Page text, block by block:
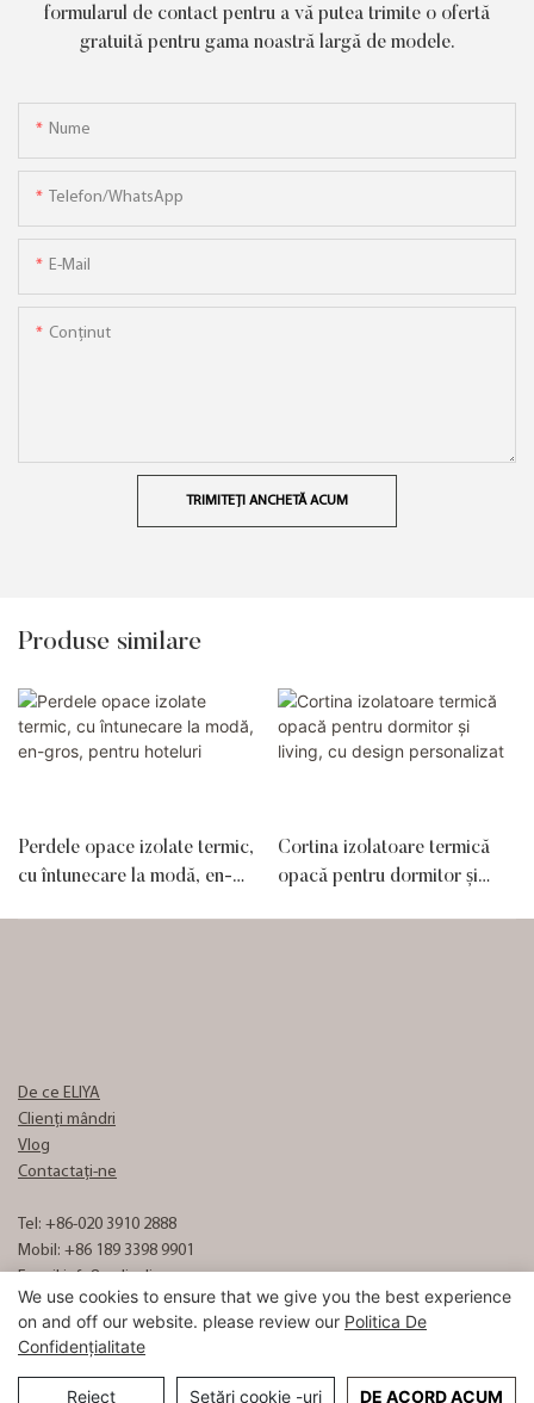
formularul de contact pentru a vă putea trimite o ofertă
gratuită pentru gama noastră largă de modele.
Nume
Telefon/WhatsApp
E-Mail
Conţinut
TRIMITEȚI ANCHETĂ ACUM
Produse similare
Perdele opace izolate termic,
cu întunecare la modă, en-
Cortina izolatoare termică
opacă pentru dormitor și
De ce ELIYA
Clienți mândri
Vlog
Contactaţi-ne
Tel: +86-020 3910 2888
Mobil: +86 189 3398 9901
E-mail:info8@eliyalinen.com
Copyright © 2026 ELIYA Hotel Linen Co., Ltd |
15074832号
We use cookies to ensure that we give you the best experience
on and off our website. please review our Politica De
Confidențialitate
Reject Setări cookie -uri DE ACORD ACUM